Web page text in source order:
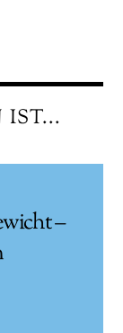
IST...
–